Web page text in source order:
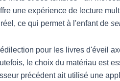
une expérience de lecture
ce qui permet à l'enfant de
pour les livres d'éveil
le choix du matériau est
précédent ait utilisé une